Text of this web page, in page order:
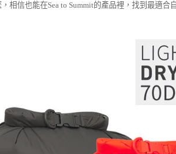
相信也能在Sea to Summit的產品裡，找到最適